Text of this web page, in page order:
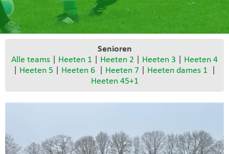
Senioren
Alle teams
Heeten 1 Heeten 2 Heeten 3
Heeten 4
Heeten 5 Heeten 6 Heeten 7 Heeten dames 1
Heeten 45+1